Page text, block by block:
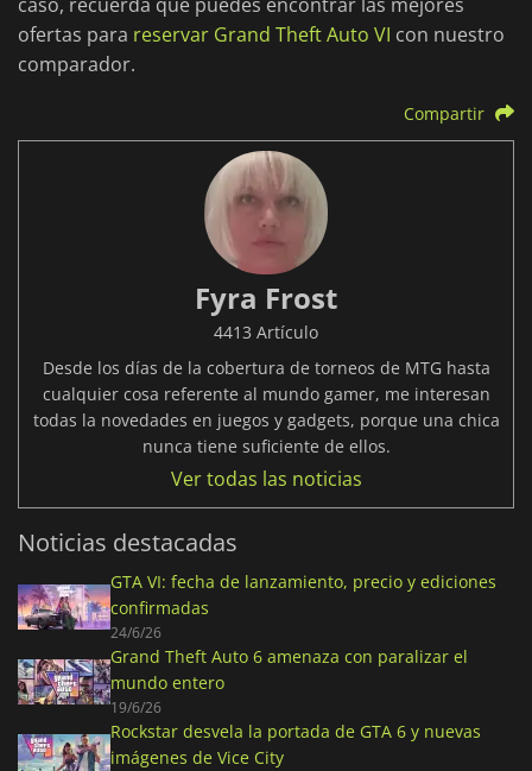
ofertas para reservar Grand Theft Auto VI con nuestro
comparador.
Compartir
Fyra Frost
4413 Artículo
Desde los días de la cobertura de torneos de MTG hasta
cualquier cosa referente al mundo gamer, me interesan
todas la novedades en juegos y gadgets, porque una chica
nunca tiene suficiente de ellos.
Ver todas las noticias
Noticias destacadas
GTA VI: fecha de lanzamiento, precio y ediciones
confirmadas
24/6/26
Grand Theft Auto 6 amenaza con paralizar el
mundo entero
19/6/26
Rockstar desvela la portada de GTA 6 y nuevas
imágenes de Vice City